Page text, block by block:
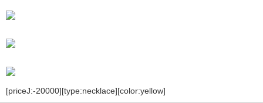
[priceJ:-20000][type:necklace][color:yellow]